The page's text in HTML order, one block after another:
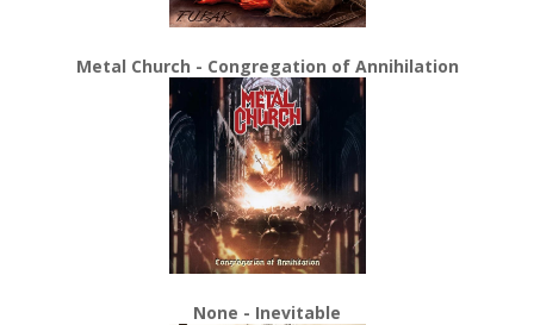
Metal Church - Congregation of Annihilation
None - Inevitable